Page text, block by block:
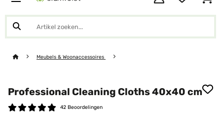
Meubels & Woonaccessoires
Professional Cleaning Cloths 40x40 cm
42 Beoordelingen